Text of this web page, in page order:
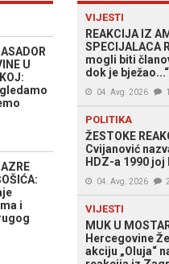
U
i
VIJESTI
REAKCIJA IZ
SPECIJALACA
mogli biti
dok je bježao...“
04. Avg. 2026 1
POLITIKA
ŽESTOKE
Cvijanović
HDZ-a 1990
04. Avg. 2026 2
VIJESTI
MUK U
Hercegovine
akciju „Oluja“